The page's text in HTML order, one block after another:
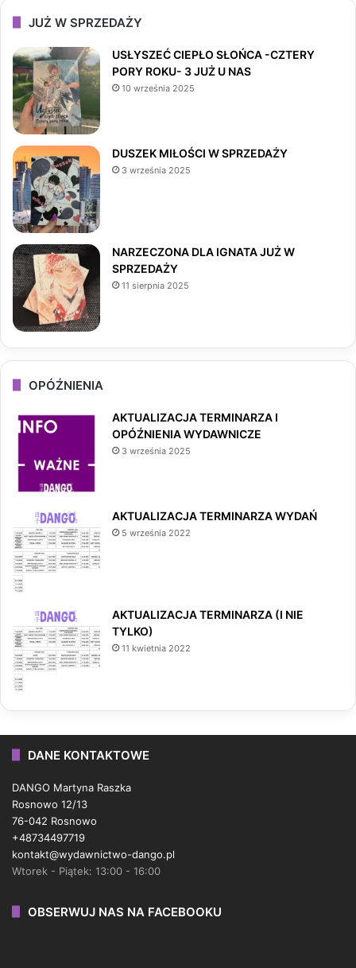
b
k
a
T
o
JUŻ W SPRZEDAŻY
USŁYSZEĆ CIEPŁO SŁOŃCA -CZTERY
PORY ROKU- 3 JUŻ U NAS
10 września 2025
DUSZEK MIŁOŚCI W SPRZEDAŻY
3 września 2025
NARZECZONA DLA IGNATA JUŻ W
SPRZEDAŻY
11 sierpnia 2025
OPÓŹNIENIA
AKTUALIZACJA TERMINARZA I
OPÓŹNIENIA WYDAWNICZE
3 września 2025
AKTUALIZACJA TERMINARZA WYDAŃ
5 września 2022
AKTUALIZACJA TERMINARZA (I NIE
TYLKO)
11 kwietnia 2022
DANE KONTAKTOWE
DANGO Martyna Raszka
Rosnowo 12/13
76-042 Rosnowo
+48734497719
kontakt@wydawnictwo-dango.pl
Wtorek - Piątek: 13:00 - 16:00
OBSERWUJ NAS NA FACEBOOKU